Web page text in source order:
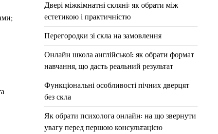
Двері міжкімнатні скляні: як обрати між
естетикою і практичністю
Перегородки зі скла на замовлення
Онлайн школа англійської: як обрати формат
навчання, що дасть реальний результат
Функціональні особливості пічних дверцят
без скла
Як обрати психолога онлайн: на що звернути
увагу перед першою консультацією